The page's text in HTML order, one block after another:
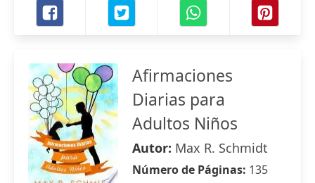
Afirmaciones
Diarias para
Adultos Niños
Autor: Max R. Schmidt
Número de Páginas: 135